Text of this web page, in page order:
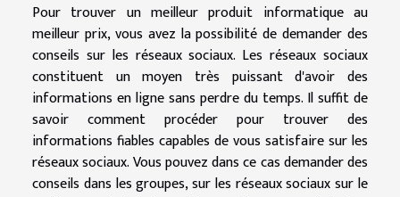
Pour trouver un meilleur produit informatique au
meilleur prix, vous avez la possibilité de demander des
conseils sur les réseaux sociaux. Les réseaux sociaux
constituent un moyen très puissant d'avoir des
informations en ligne sans perdre du temps. Il suffit de
savoir comment procéder pour trouver des
informations fiables capables de vous satisfaire sur les
réseaux sociaux. Vous pouvez dans ce cas demander des
conseils dans les groupes, sur les réseaux sociaux sur le